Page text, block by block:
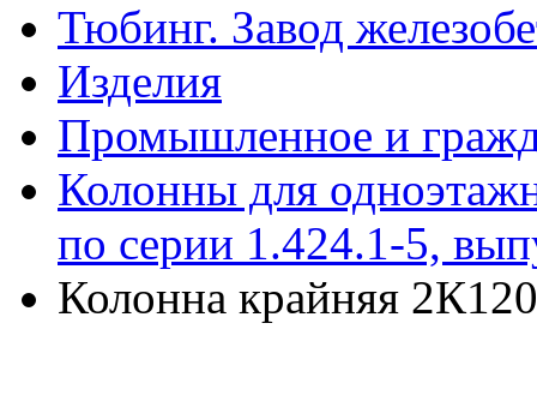
Тюбинг. Завод
Изделия
Промышленное и
Колонны для
по серии 1.424.1-5,
Колонна крайняя